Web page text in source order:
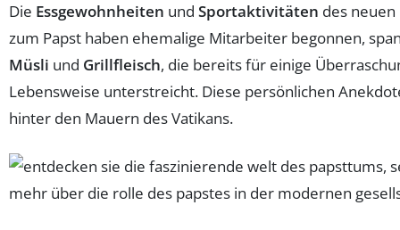
Die Essgewohnheiten und Sportaktivitäten des
zum Papst haben ehemalige Mitarbeiter begonnen,
Müsli und Grillfleisch, die bereits für einige
Lebensweise unterstreicht. Diese persönlichen
hinter den Mauern des Vatikans.